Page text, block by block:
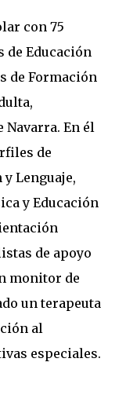
con 75
de Educación
de Formación
Navarra. En él
de
Lenguaje,
y Educación
de apoyo
monitor de
un terapeuta
al
especiales.